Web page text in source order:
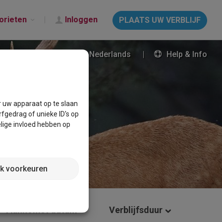
Inloggen PLAATS UW VERBLIJF
Nederlands Help & Info
Verblijfsduur
apparaat op te slaan
of unieke ID's op
invloed hebben op
voorkeuren